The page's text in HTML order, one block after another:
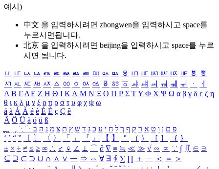
예시)
中文 을 입력하시려면 zhongwen을 입력하시고 space를
누르시면됩니다.
北京 을 입력하시려면 beijing을 입력하시고 space를 누르
시면 됩니다.
ㅥ ㅦ ㅧ ㅨ ㅩ ㅪ ㅫ ㅬ ㅭ ㅮ ㅯ ㅰ ㅱ ㅲ ㅳ ㅴ ㅵ ㅶ ㅷ ㅸ
ㅹ
ㅺ ㅻ ㅼ ㅽ ㅾ ㅿ ㆀ ㆁ ㆂ ㆃ ㆄ ㆅ ㆆ ㆇ ㆈ ㆉ ㆊ ㆋ ㆌ ㆍ
ㆎ
Α Β ΓΔ Ε Ζ Η Θ Ι ΚΛ Μ Ν Ξ Ο Π Ρ Σ ΤΥ Φ Χ Ψ Ω α β γ δ ε ζ η
θ ι κ λ μ ν ξ ο π ρ σ τ υ φ χ ψ ω
á à Á À é è É È ç Ç ê
Ä Ö Ü ä ö ü ß
ִֶֹ ֻּ ׁׂ פ ם ן ו ט א ר ק ף ך ל ח י ע כ ג ד ש ץ ת צ מ נ ה ב
‘ ’ “ ” 〔 〕 〈 〉 「 」 『 』 【 】 ＂ （ ） ［ ］ ｛ ｝
± × ÷ ≠ ≤ ≥ ∞ ∴ ♂ ♀ ∠ ⊥ ⌒ ∂ ∇ ≡ ≒ ≪ ≫ √ ∽ ∝ ∵ ∫ ∬ ∈ ∋
⊆ ⊇ ⊂ ⊃ ∪ ∩ ∧ ∨ ￢ ⇒ ⇔ ∀ ∃ ∮ ∑ ∏ ＋ － ＜ ＝
＞